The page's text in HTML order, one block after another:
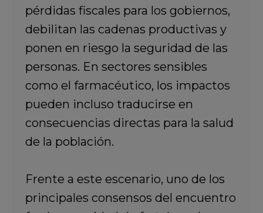
pérdidas fiscales para los gobiernos,
debilitan las cadenas productivas y
ponen en riesgo la seguridad de las
personas. En sectores sensibles
como el farmacéutico, los impactos
pueden incluso traducirse en
consecuencias directas para la salud
de la población.
Frente a este escenario, uno de los
principales consensos del encuentro